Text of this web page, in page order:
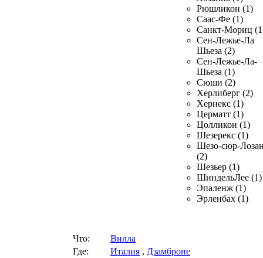
Рюшликон (1)
Саас-Фе (1)
Санкт-Мориц
Сен-Лежье-Ла
Шьеза (2)
Сен-Лежье-Ла-
Шьеза (1)
Сюши (2)
Херлиберг (2)
Хернекс (1)
Церматт (1)
Цолликон (1)
Шезерекс (1)
Шезо-сюр-
(2)
Шезьер (1)
ШиндельЛее (1)
Эпаленж (1)
Эрленбах (1)
Что:
Вилла
Где:
Италия , Дзамброне